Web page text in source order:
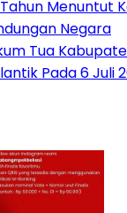
Menuntut
Negara
Tua
Pada 6 Juli